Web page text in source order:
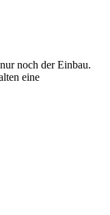
noch der Einbau.
eine